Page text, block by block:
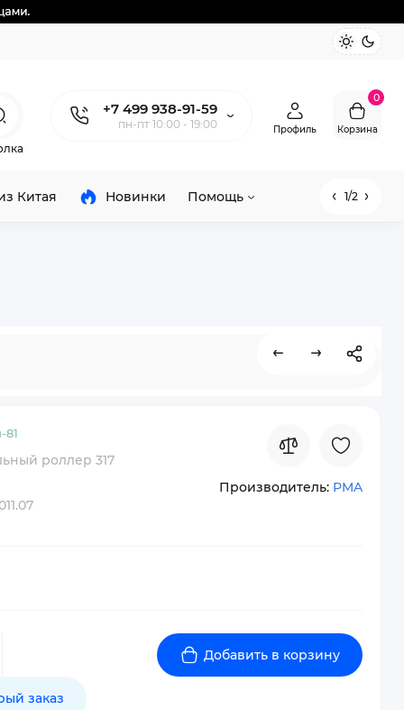
+7 499 938-91-59
пн-пт 10:00 - 19:00
Профиль
0
Корзина
Китая Новинки Помощь 1/2
81
роллер 317
Производитель: PMA
Добавить в корзину
заказ